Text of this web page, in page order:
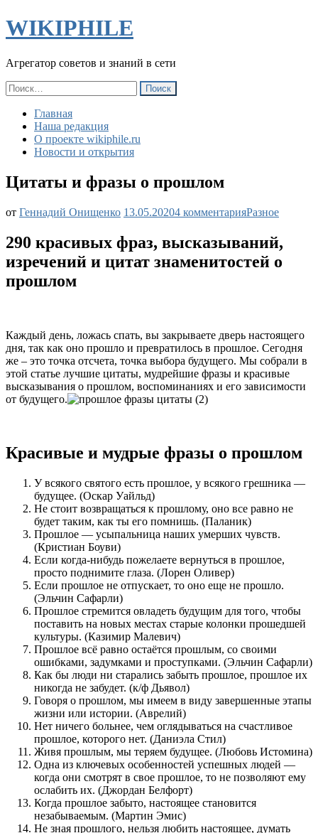
WIKIPHILE
Агрегатор советов и знаний в сети
Найти:
Главная
Наша редакция
О проекте wikiphile.ru
Новости и открытия
Цитаты и фразы о прошлом
от Геннадий Онищенко 13.05.20204 комментарияк
Цитаты
и
фразы
Разное
290 красивых фраз, высказываний,
изречений и цитат знаменитостей о
прошлом
Каждый день, ложась спать, вы закрываете дверь настоящего
дня, так как оно прошло и превратилось в прошлое. Сегодня
же – это точка отсчета, точка выбора будущего. Мы собрали в
этой статье лучшие цитаты, мудрейшие фразы и красивые
высказывания о прошлом, воспоминаниях и его зависимости
от будущего.
Красивые и мудрые фразы о прошлом
У всякого святого есть прошлое, у всякого грешника —
будущее. (Оскар Уайльд)
Не стоит возвращаться к прошлому, оно все равно не
будет таким, как ты его помнишь. (Паланик)
Прошлое — усыпальница наших умерших чувств.
(Кристиан Боуви)
Если когда-нибудь пожелаете вернуться в прошлое,
просто поднимите глаза. (Лорен Оливер)
Если прошлое не отпускает, то оно еще не прошло.
(Эльчин Сафарли)
Прошлое стремится овладеть будущим для того, чтобы
поставить на новых местах старые колонки прошедшей
культуры. (Казимир Малевич)
Прошлое всё равно остаётся прошлым, со своими
ошибками, задумками и проступками. (Эльчин Сафарли)
Как бы люди ни старались забыть прошлое, прошлое их
никогда не забудет. (к/ф Дьявол)
Говоря о прошлом, мы имеем в виду завершенные этапы
жизни или истории. (Аврелий)
Нет ничего больнее, чем оглядываться на счастливое
прошлое, которого нет. (Даниэла Стил)
Живя прошлым, мы теряем будущее. (Любовь Истомина)
Одна из ключевых особенностей успешных людей —
когда они смотрят в свое прошлое, то не позволяют ему
ослабить их. (Джордан Белфорт)
Когда прошлое забыто, настоящее становится
незабываемым. (Мартин Эмис)
Не зная прошлого, нельзя любить настоящее, думать